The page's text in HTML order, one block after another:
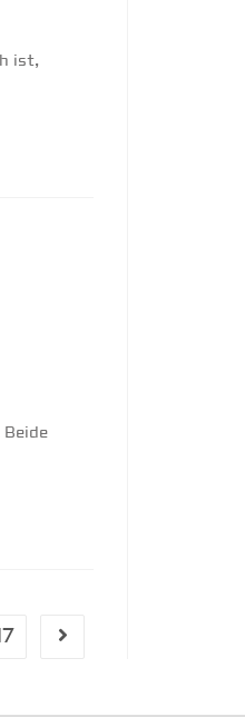
ist,
Gehe zur nächsten Seite